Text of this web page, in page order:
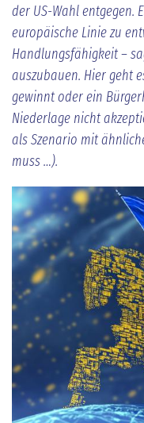
der US-Wahl entgegen.
europäische Linie zu
Handlungsfähigkeit –
auszubauen. Hier geht
gewinnt oder ein
Niederlage nicht
als Szenario mit
muss …).